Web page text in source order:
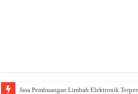
Jasa Pembuangan Limbah Elektronik